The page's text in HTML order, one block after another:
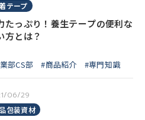
テープ
たっぷり！養生テープの便利な
方とは？
部CS部 #商品紹介 #専門知識
06/29
包装資材